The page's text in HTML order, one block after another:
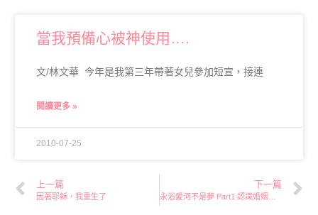
當我預備心被神使用….
文/林文華 今年是我第三年帶著女兒參加短宣，接連
閱讀更多 »
2010-07-25
上一篇
因著耶穌，我重生了
下一篇